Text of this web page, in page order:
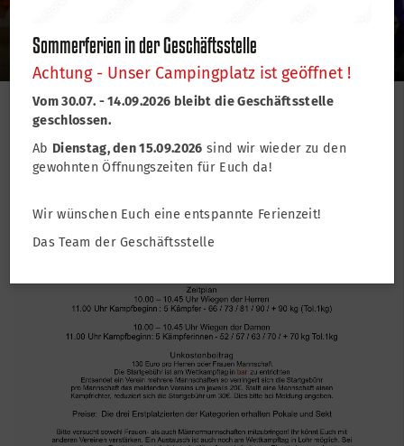
TSV Lohr
Ausschreibung Faschingsturnier 2026
Sommerferien in der Geschäftsstelle
Achtung - Unser Campingplatz ist geöffnet !
Vom 30.07. - 14.09.2026 bleibt die Geschäftsstelle
geschlossen.
Ab Dienstag, den 15.09.2026 sind wir wieder zu den
gewohnten Öffnungszeiten für Euch da!
Wir wünschen Euch eine entspannte Ferienzeit!
Das Team der Geschäftsstelle